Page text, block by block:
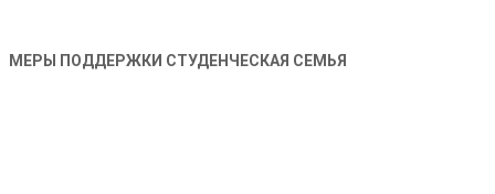
МЕРЫ ПОДДЕРЖКИ СТУДЕНЧЕСКАЯ СЕМЬЯ